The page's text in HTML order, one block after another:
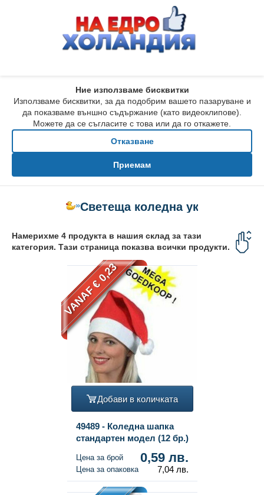
Ние използваме бисквитки
Използваме бисквитки, за да подобрим вашето пазаруване и
да показваме външно съдържание (като видеоклипове).
Можете да се съгласите с това или да го откажете.
Отказване
Приемам
»Светеща коледна украса
Намерихме 4 продукта в нашия склад за тази
категория. Тази страница показва всички продукти.
VANAF € 0,23
Добави в количката
49489 - Коледна шапка
стандартен модел (12 бр.)
Цена за брой 0,59 лв.
Цена за опаковка 7,04 лв.